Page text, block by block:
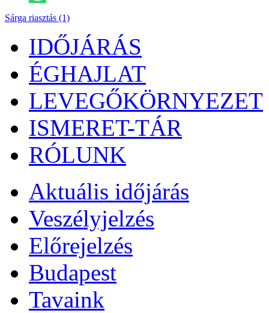
Sárga riasztás (1)
IDŐJÁRÁS
ÉGHAJLAT
LEVEGŐKÖRNYEZET
ISMERET-TÁR
RÓLUNK
Aktuális időjárás
Veszélyjelzés
Előrejelzés
Budapest
Tavaink